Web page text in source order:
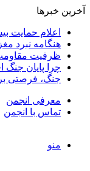
آخرین خبرها
اعلام حمایت بیش از ۳۷۵ فعال سیاسی و مدنی از طرح پیشنهادی دکتر محمدجواد
هنگامه نبرد
ظرفیت
چرا پایان جنگ
جنگ، فرصتی
معرفی انجمن
تماس با انجمن
منو